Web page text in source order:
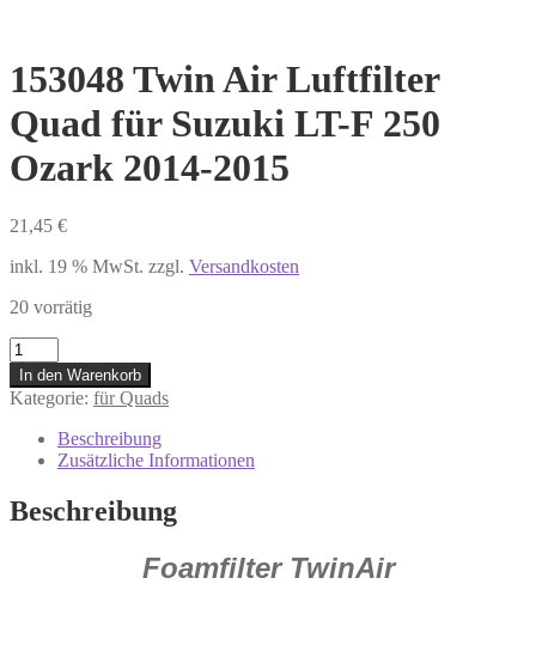
153048 Twin Air Luftfilter
Quad für Suzuki LT-F 250
Ozark 2014-2015
21,45 €
inkl. 19 % MwSt. zzgl. Versandkosten
20 vorrätig
153048
Twin
Air
Luftfilter
Quad
Suzuki
LT-
F
In den Warenkorb
Kategorie: für Quads
Beschreibung
Zusätzliche Informationen
Beschreibung
Foamfilter TwinAir